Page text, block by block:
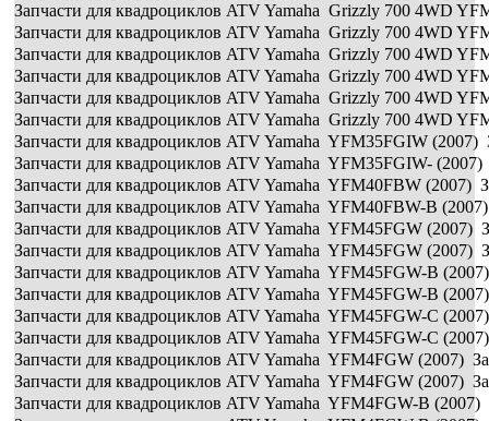
Запчасти для квадроциклов ATV Yamaha Grizzly 700 4WD
Запчасти для квадроциклов ATV Yamaha Grizzly 700 4WD
Запчасти для квадроциклов ATV Yamaha Grizzly 700 4WD
Запчасти для квадроциклов ATV Yamaha Grizzly 700 4WD
Запчасти для квадроциклов ATV Yamaha Grizzly 700 4WD
Запчасти для квадроциклов ATV Yamaha Grizzly 700 4WD
Запчасти для квадроциклов ATV Yamaha YFM35FGIW (2007)
Запчасти для квадроциклов ATV Yamaha YFM35FGIW- (2007)
Запчасти для квадроциклов ATV Yamaha YFM40FBW (2007)
Запчасти для квадроциклов ATV Yamaha YFM40FBW-B
Запчасти для квадроциклов ATV Yamaha YFM45FGW (2007)
Запчасти для квадроциклов ATV Yamaha YFM45FGW (2007)
Запчасти для квадроциклов ATV Yamaha YFM45FGW-B
Запчасти для квадроциклов ATV Yamaha YFM45FGW-B
Запчасти для квадроциклов ATV Yamaha YFM45FGW-C
Запчасти для квадроциклов ATV Yamaha YFM45FGW-C
Запчасти для квадроциклов ATV Yamaha YFM4FGW (2007)
Запчасти для квадроциклов ATV Yamaha YFM4FGW (2007)
Запчасти для квадроциклов ATV Yamaha YFM4FGW-B (2007)